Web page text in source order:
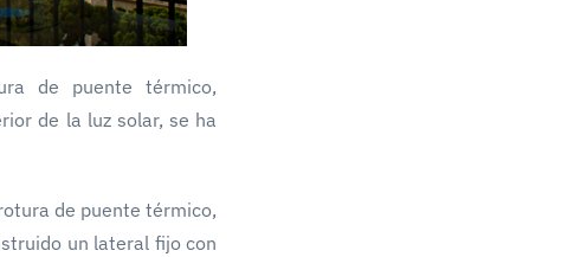
de puente térmico,
de la luz solar, se ha
de puente térmico,
un lateral fijo con